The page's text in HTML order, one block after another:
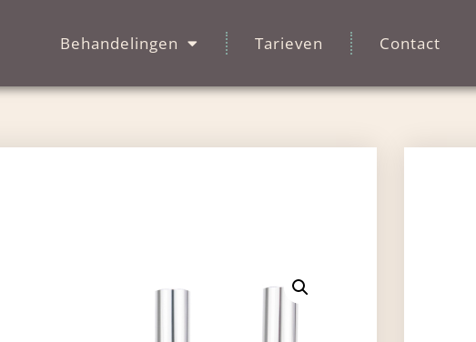
Behandelingen Tarieven Contact